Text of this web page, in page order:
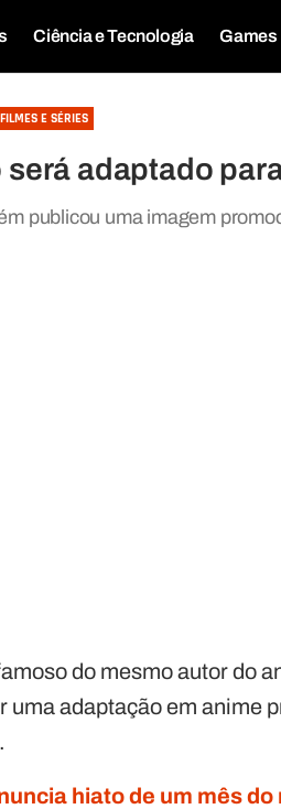
Ciência e Tecnologia Games
FILMES E SÉRIES
será adaptado
publicou uma imagem
do mesmo autor do
uma adaptação em anime
hiato de um mês